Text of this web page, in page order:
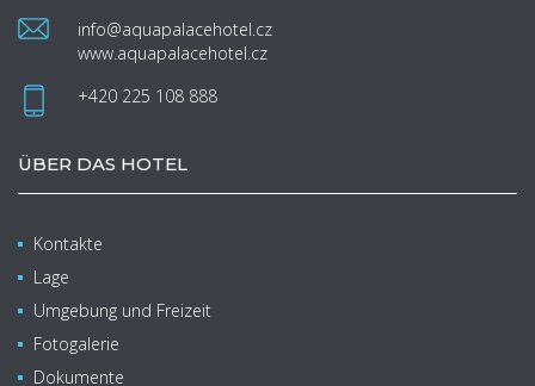
info@aquapalacehotel.cz
www.aquapalacehotel.cz
+420 225 108 888
ÜBER DAS HOTEL
Kontakte
Lage
Umgebung und Freizeit
Fotogalerie
Dokumente